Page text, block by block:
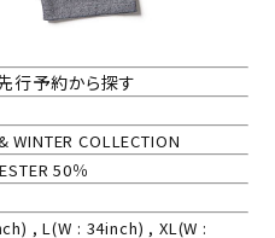
行予約から探す
WINTER COLLECTION
50％
, L(W : 34inch) , XL(W :